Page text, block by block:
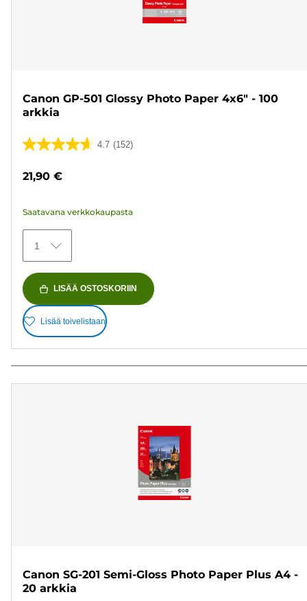
Canon GP-501 Glossy Photo Paper 4x6" - 100
arkkia
4.7 (152)
4.7/5
152
21,90 €
Saatavana verkkokaupasta
1
LISÄÄ OSTOSKORIIN
Lisää toivelistaan
Canon SG-201 Semi-Gloss Photo Paper Plus A4 -
20 arkkia